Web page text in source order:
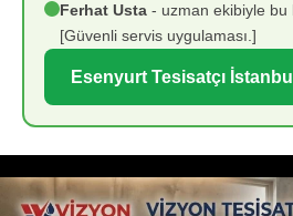
Ferhat Usta - uzman ekibiyle bu
[Güvenli servis uygulaması.]
Esenyurt Tesisatçı